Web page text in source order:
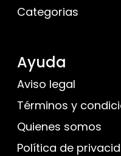
Categorias
Ayuda
Aviso legal
Términos y
Quienes somos
Política de